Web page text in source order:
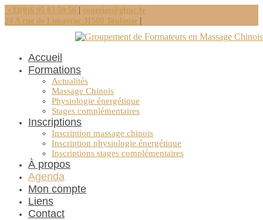
+33(0)6 95 83 59 56 | courrier@gfmc.fr
24 A rue de Limayrac 31500 Toulouse |
Accueil
Formations
Actualités
Massage Chinois
Physiologie énergétique
Stages complémentaires
Inscriptions
Inscription massage chinois
Inscription physiologie énergétique
Inscriptions stages complémentaires
À propos
Agenda
Mon compte
Liens
Contact